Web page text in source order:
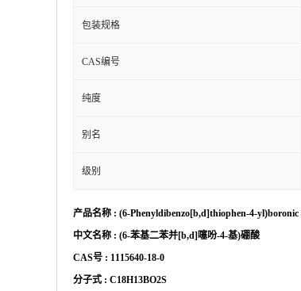
包装规格
CAS编号
纯度
别名
级别
产品名称 : (6-Phenyldibenzo[b,d]thiophen-4-yl)boronic
中文名称 : (6-苯基二苯并[b,d]噻吩-4-基)硼酸
CAS号 : 1115640-18-0
分子式 : C18H13BO2S